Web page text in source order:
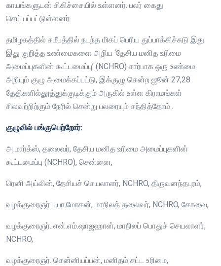
காயங்களுடன் சிகிச்சையில் உள்ளனர். பலர் கைது
செய்யப்பட்டுள்ளனர்.
தமிழகத்தில் சமீபத்தில் நடந்த மிகப் பெரிய துப்பாக்கிச்சுடு இது.
இது குறித்த உண்மைகளை அறிய ‘தேசிய மனித உரிமை
அமைப்புகளின் கூட்டமைப்பு’ (NCHRO) சார்பாக ஒரு உண்மை
அறியும் குழு அமைக்கப்பட்டு, இக்குழு சென்ற ஜூன் 27,28
தேதிகளில்தூத்துக்குடிக்கும் அருகில் உள்ள கிராமங்கள்
சிலவற்றிற்கும் நேரில் சென்று பலரையும் சந்தித்தோம்..
குழுவில் பங்குபெற்றோர்:
அ.மார்க்ஸ், தலைவர், தேசிய மனித உரிமை அமைப்புகளின்
கூட்டமைப்பு (NCHRO), சென்னை,
ரெனி அய்லின், தேசியச் செயலாளர், NCHRO, திருவனந்தபுரம்,
வழக்குரைஞர் ப.பா.மோகன், மாநிலத் தலைவர், NCHRO, கோவை,
வழக்குரைஞர். என்.எம்.ஷாஜஹான், மாநிலப் பொதுச் செயலாளர்,
NCHRO,
வழக்குரைஞர். சென்னியப்பன், மனிதம் சட்ட உரிமை,